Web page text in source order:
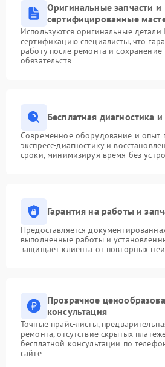
Оригинальные запчасти и
сертифицированные
Используются оригинальные
сертификацию специалисты, что
работу после ремонта и сохранение
обязательств
Бесплатная диагностика
Современное оборудование и опыт
экспресс-диагностику и
сроки, минимизируя время без
Гарантия на работы и
Предоставляется
выполненные работы и
защищает клиента от повторных
Прозрачное
консультация
Точные прайс-листы,
ремонта, отсутствие скрытых
бесплатной консультации по
сайте